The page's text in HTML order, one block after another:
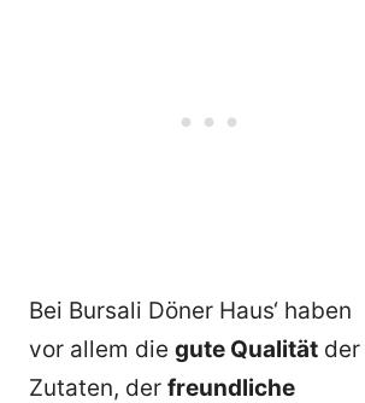
Bei Bursali Döner Haus‘ haben
vor allem die gute Qualität der
Zutaten, der freundliche